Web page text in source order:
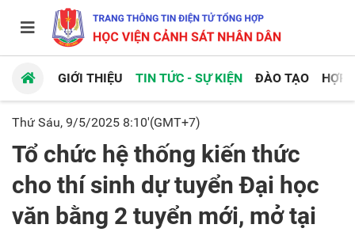
GIỚI THIỆU TIN TỨC - SỰ KIỆN ĐÀO TẠO HỢP
Thứ Sáu, 9/5/2025 8:10'(GMT+7)
Tổ chức hệ thống kiến thức
cho thí sinh dự tuyển Đại học
văn bằng 2 tuyển mới, mở tại